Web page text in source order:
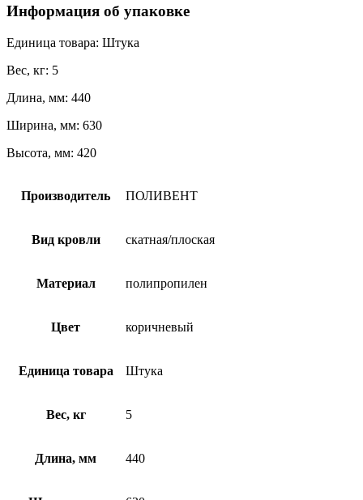
Информация об упаковке
Единица товара: Штука
Вес, кг: 5
Длина, мм: 440
Ширина, мм: 630
Высота, мм: 420
Производитель ПОЛИВЕНТ
Вид кровли скатная/плоская
Материал полипропилен
Цвет коричневый
Единица товара Штука
Вес, кг 5
Длина, мм 440